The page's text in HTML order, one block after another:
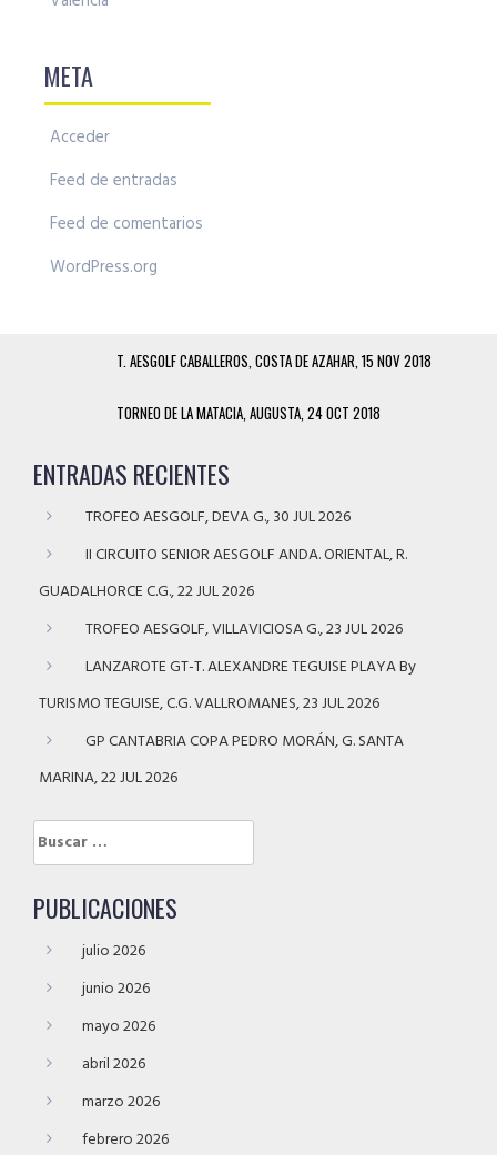
META
Acceder
Feed de entradas
Feed de comentarios
WordPress.org
T. AESGOLF CABALLEROS, COSTA DE AZAHAR, 15 NOV 2018
TORNEO DE LA MATACIA, AUGUSTA, 24 OCT 2018
ENTRADAS RECIENTES
TROFEO AESGOLF, DEVA G., 30 JUL 2026
II CIRCUITO SENIOR AESGOLF ANDA. ORIENTAL, R.
GUADALHORCE C.G., 22 JUL 2026
TROFEO AESGOLF, VILLAVICIOSA G., 23 JUL 2026
LANZAROTE GT-T. ALEXANDRE TEGUISE PLAYA By
TURISMO TEGUISE, C.G. VALLROMANES, 23 JUL 2026
GP CANTABRIA COPA PEDRO MORÁN, G. SANTA
MARINA, 22 JUL 2026
Buscar:
PUBLICACIONES
julio 2026
junio 2026
mayo 2026
abril 2026
marzo 2026
febrero 2026